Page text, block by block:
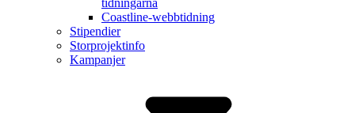
tidningarna
Coastline-webbtidning
Stipendier
Storprojektinfo
Kampanjer